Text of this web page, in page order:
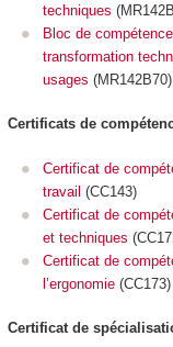
techniques
Bloc de
transformation
usages (MR142B70)
Certificats de
Certificat de
travail (CC143)
Certificat de
et techniques
Certificat de
l’ergonomie (CC173)
Certificat de